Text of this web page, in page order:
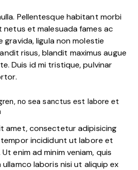
Pellentesque habitant morbi
et malesuada fames ac
gravida, ligula non molestie
risus, blandit maximus augue
Duis id mi tristique, pulvinar
no sea sanctus est labore et
amet, consectetur adipisicing
incididunt ut labore et
enim ad minim veniam, quis
laboris nisi ut aliquip ex